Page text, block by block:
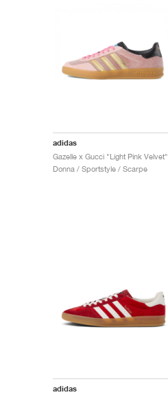
adidas
Gazelle x Gucci "Light Pink Velvet"
Donna / Sportstyle / Scarpe
adidas